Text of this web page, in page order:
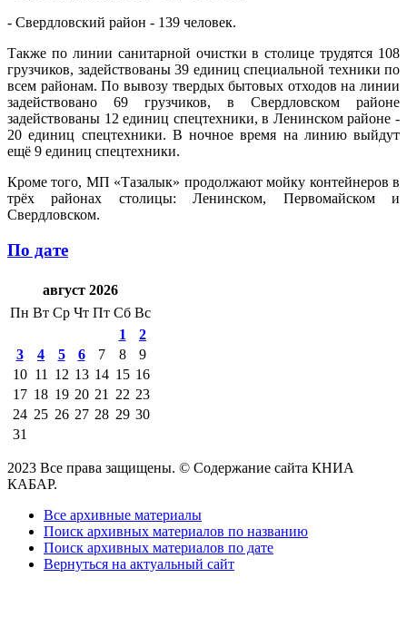
- Свердловский район - 139 человек.
Также по линии санитарной очистки в столице трудятся 108
грузчиков, задействованы 39 единиц специальной техники по
всем районам. По вывозу твердых бытовых отходов на линии
задействовано 69 грузчиков, в Свердловском районе
задействованы 12 единиц спецтехники, в Ленинском районе -
20 единиц спецтехники. В ночное время на линию выйдут
ещё 9 единиц спецтехники.
Кроме того, МП «Тазалык» продолжают мойку контейнеров в
трёх районах столицы: Ленинском, Первомайском и
Свердловском.
По дате
август 2026
Пн Вт Ср Чт Пт Сб Вс
1
2
3
4 5 6 7 8
9
10 11 12 13 14 15 16
17 18 19 20 21 22 23
24 25 26 27 28 29 30
31
2023 Все права защищены. © Содержание сайта КНИА
КАБАР.
Все архивные материалы
Поиск архивных материалов по названию
Поиск архивных материалов по дате
Вернуться на актуальный сайт